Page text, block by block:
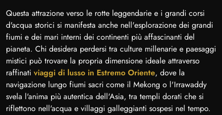
Questa attrazione verso le rotte leggendarie e i grandi corsi
d'acqua storici si manifesta anche nell'esplorazione dei grandi
fiumi e dei mari interni dei continenti più affascinanti del
pianeta. Chi desidera perdersi tra culture millenarie e paesaggi
mistici può trovare la propria dimensione ideale attraverso
raffinati viaggi di lusso in Estremo Oriente, dove la
navigazione lungo fiumi sacri come il Mekong o l'Irrawaddy
svela l'anima più autentica dell'Asia, tra templi dorati che si
riflettono nell'acqua e villaggi galleggianti sospesi nel tempo.